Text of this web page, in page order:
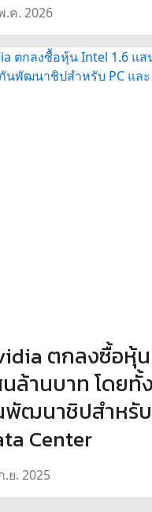
.ค. 2026
ตกลงซื้อหุ้น
ล้านบาท โดยทั้
ฒนาชิปสำหรับ
Center
.ย. 2025